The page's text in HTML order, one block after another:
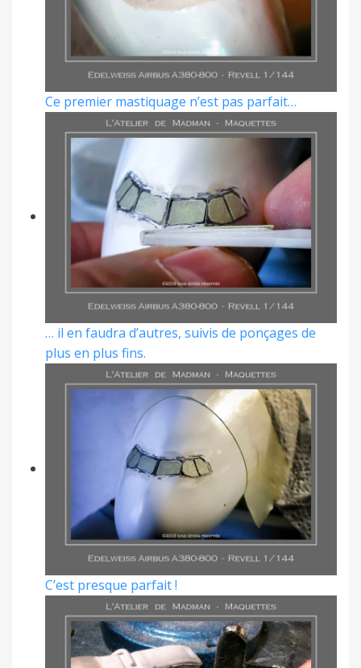
Ce premier mastiquage n’est pas parfait…
… il en faudra d’autres, suivis de ponçages de
plus en plus fins.
C’est presque parfait !